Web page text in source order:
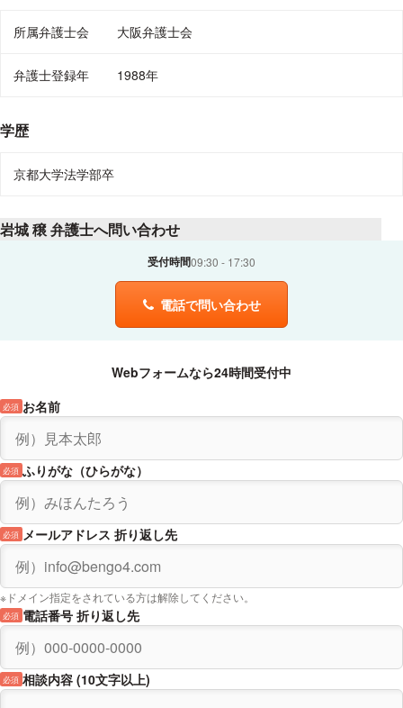
所属弁護士会 大阪弁護士会
弁護士登録年 1988年
学歴
京都大学法学部卒
岩城 穣 弁護士へ問い合わせ
受付時間09:30 17:30
電話で問い合わせ
Webフォームなら24時間受付中
お名前
必須
ふりがな（ひらがな）
必須
メールアドレス 折り返し先
必須
※ドメイン指定をされている方は解除してください。
電話番号 折り返し先
必須
相談内容 (10文字以上)
必須